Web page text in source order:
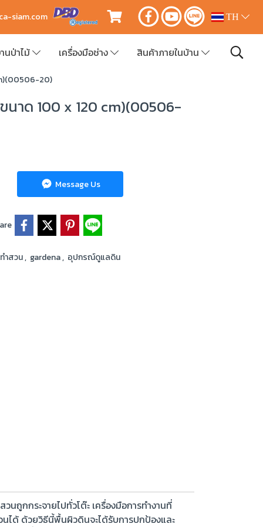
siam.com TH
นป่าไม้ เครื่องมือช่าง สินค้าภายในบ้าน
20)
นาด 100 x 120 cm)(00506-
Message Us
ำสวน, gardena, อุปกรณ์ดูแลดิน
นถูกกระจายไปทั่วโต๊ะ เครื่องมือการทำงานที่
ได้ ด้วยวิธีนี้พื้นผิวดินจะได้รับการปกป้องและ